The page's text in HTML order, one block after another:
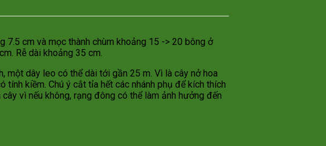
7.5 cm và mọc thành chùm khoảng 15 -> 20 bông ở
Rễ dài khoảng 35 cm.
một dây leo có thể dài tới gần 25 m. Vì là cây nở hoa
kiềm. Chú ý cắt tỉa hết các nhánh phụ để kích thích
vì nếu không, rạng đông có thể làm ảnh hưởng đến